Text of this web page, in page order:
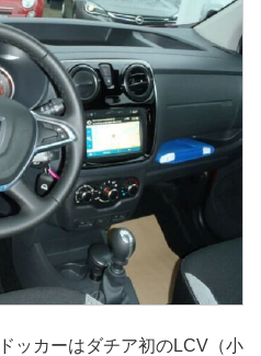
ッカーはダチア初のLCV（小